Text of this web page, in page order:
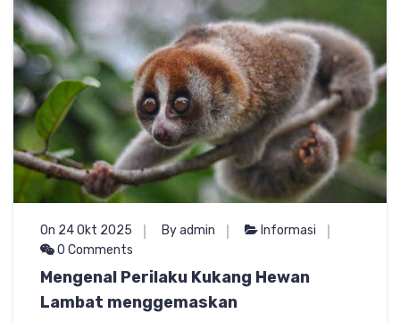
On 24 Okt 2025 By admin
Informasi
0 Comments
Mengenal Perilaku Kukang Hewan
Lambat menggemaskan